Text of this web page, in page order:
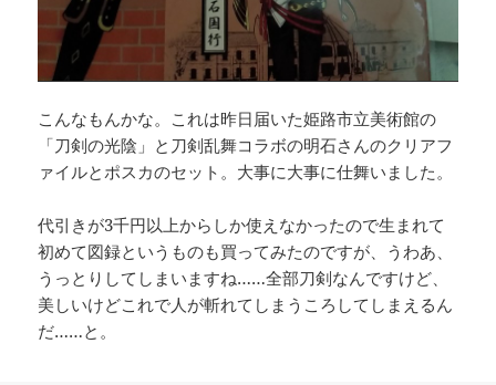
こんなもんかな。これは昨日届いた姫路市立美術館の
「刀剣の光陰」と刀剣乱舞コラボの明石さんのクリアフ
ァイルとポスカのセット。大事に大事に仕舞いました。
代引きが3千円以上からしか使えなかったので生まれて
初めて図録というものも買ってみたのですが、うわあ、
うっとりしてしまいますね……全部刀剣なんですけど、
美しいけどこれで人が斬れてしまうころしてしまえるん
だ……と。